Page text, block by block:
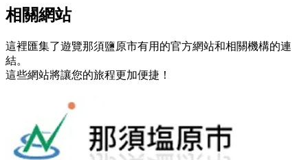
相關網站
這裡匯集了遊覽那須鹽原市有用的官方網站和相關機構的連
結。
這些網站將讓您的旅程更加便捷！